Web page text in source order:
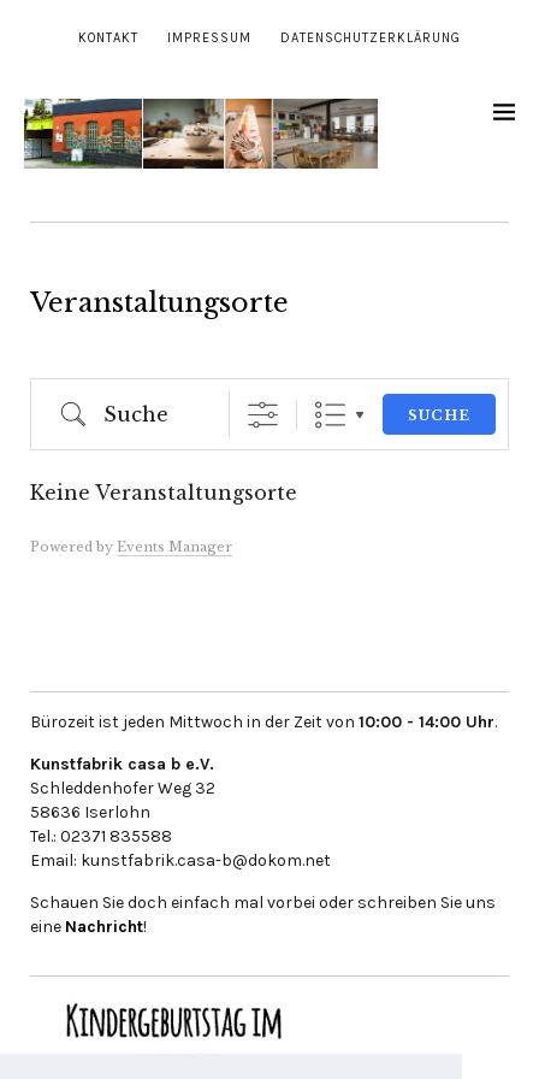
KONTAKT IMPRESSUM DATENSCHUTZERKLÄRUNG
Veranstaltungsorte
Suche
SUCHE
Keine Veranstaltungsorte
Powered by Events Manager
Bürozeit ist jeden Mittwoch in der Zeit von 10:00 - 14:00 Uhr.
Kunstfabrik casa b e.V.
Schleddenhofer Weg 32
58636 Iserlohn
Tel.: 02371 835588
Email: kunstfabrik.casa-b@dokom.net
Schauen Sie doch einfach mal vorbei oder schreiben Sie uns
eine Nachricht!